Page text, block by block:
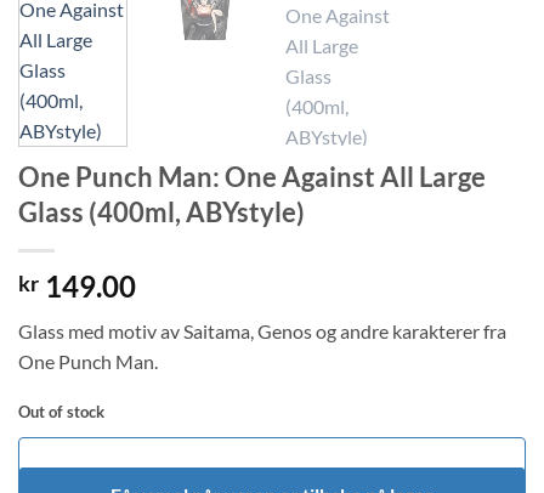
One Punch Man: One Against All Large
Glass (400ml, ABYstyle)
kr 149.00
Glass med motiv av Saitama, Genos og andre karakterer fra
One Punch Man.
Out of stock